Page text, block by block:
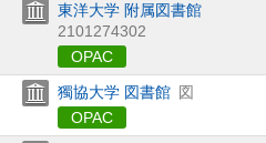
東洋大学 附属図書館
2101274302
OPAC
獨協大学 図書館 図
OPAC